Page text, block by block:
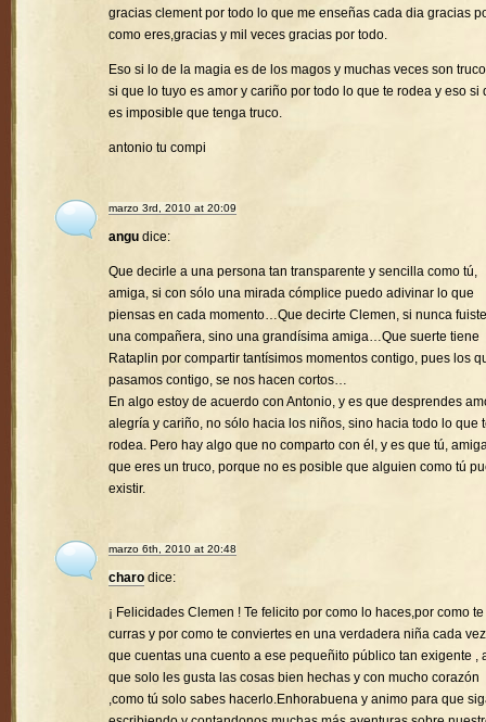
gracias clement por todo lo que me enseñas cada dia gracias
como eres,gracias y mil veces gracias por todo.
Eso si lo de la magia es de los magos y muchas veces son
si que lo tuyo es amor y cariño por todo lo que te rodea y eso si
es imposible que tenga truco.
antonio tu compi
marzo 3rd, 2010 at 20:09
angu dice:
Que decirle a una persona tan transparente y sencilla como tú,
amiga, si con sólo una mirada cómplice puedo adivinar lo que
piensas en cada momento…Que decirte Clemen, si nunca fuiste
una compañera, sino una grandísima amiga…Que suerte tiene
Rataplin por compartir tantísimos momentos contigo, pues los
pasamos contigo, se nos hacen cortos…
En algo estoy de acuerdo con Antonio, y es que desprendes
alegría y cariño, no sólo hacia los niños, sino hacia todo lo que
rodea. Pero hay algo que no comparto con él, y es que tú,
que eres un truco, porque no es posible que alguien como tú
existir.
marzo 6th, 2010 at 20:48
charo dice:
¡ Felicidades Clemen ! Te felicito por como lo haces,por como
curras y por como te conviertes en una verdadera niña cada vez
que cuentas una cuento a ese pequeñito público tan exigente ,
que solo les gusta las cosas bien hechas y con mucho corazón
,como tú solo sabes hacerlo.Enhorabuena y animo para que